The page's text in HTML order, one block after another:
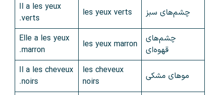
چشم‌های سبز les yeux verts
Il a les yeux
verts.
چشم‌های
قهوه‌ای
les yeux marron
Elle a les yeux
marron.
موهای مشکی
les cheveux
noirs
Il a les cheveux
noirs.